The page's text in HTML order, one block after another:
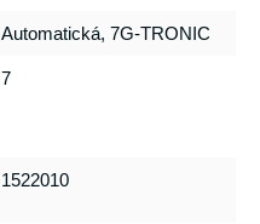
Automatická, 7G-TRONIC
7
1522010